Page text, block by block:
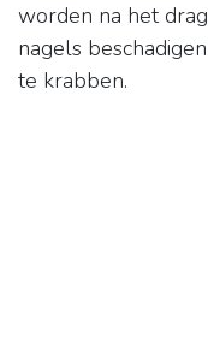
worden na het
nagels
te krabben.